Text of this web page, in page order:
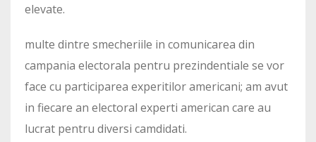
elevate.
multe dintre smecheriile in comunicarea din
campania electorala pentru prezindentiale se vor
face cu participarea experitilor americani; am avut
in fiecare an electoral experti american care au
lucrat pentru diversi camdidati.